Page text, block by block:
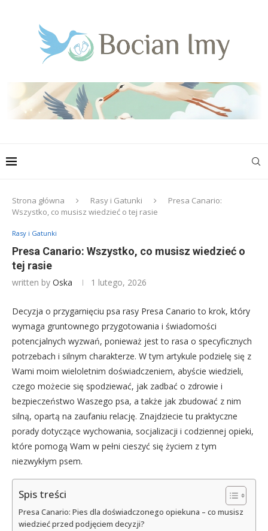
Strona główna Rasy i Gatunki
Presa Canario:
Wszystko, co musisz wiedzieć o tej rasie
Rasy i Gatunki
Presa Canario: Wszystko, co musisz wiedzieć o
tej rasie
written by Oska 1 lutego, 2026
Decyzja o przygarnięciu psa rasy Presa Canario to krok, który
wymaga gruntownego przygotowania i świadomości
potencjalnych wyzwań, ponieważ jest to rasa o specyficznych
potrzebach i silnym charakterze. W tym artykule podzielę się z
Wami moim wieloletnim doświadczeniem, abyście wiedzieli,
czego możecie się spodziewać, jak zadbać o zdrowie i
bezpieczeństwo Waszego psa, a także jak zbudować z nim
silną, opartą na zaufaniu relację. Znajdziecie tu praktyczne
porady dotyczące wychowania, socjalizacji i codziennej opieki,
które pomogą Wam w pełni cieszyć się życiem z tym
niezwykłym psem.
Spis treści
Presa Canario: Pies dla doświadczonego opiekuna – co musisz
wiedzieć przed podjęciem decyzji?